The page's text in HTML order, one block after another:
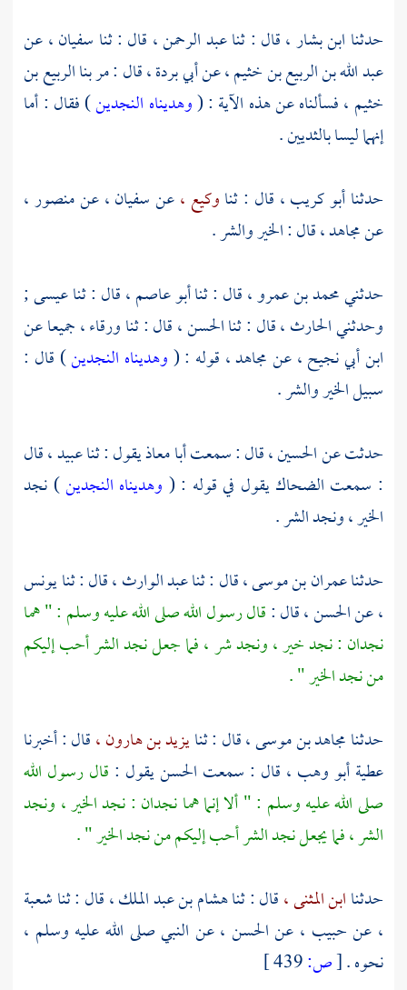
حدثنا ابن بشار ،قال : ثناعبد الرحمن ، قال : ثنا سفيان ،عن
عبد الله بن الربيع بن خثيم ،عنأبي بردة ،قال : مر بناالربيع بن
خثيم ،فسألناه عن هذه الآية : (وهديناه النجدين) فقال : أما
إنهما ليسا بالثديين .
حدثناأبو كريب ، قال : ثناوكيع ،عنسفيان ،عنمنصور ،
عنمجاهد ،قال : الخير والشر .
حدثنيمحمد بن عمرو ،قال : ثناأبو عاصم ،قال : ثناعيسى ;
وحدثنيالحارث ،قال : ثناالحسن ،قال : ثناورقاء ،جميعا عن
ابن أبي نجيح ،عنمجاهد ، قوله : (وهديناه النجدين) قال :
سبيل الخير والشر .
حدثت عنالحسين ،قال : سمعتأبا معاذيقول : ثناعبيد ،قال
: سمعت الضحاكيقول في قوله : ( وهديناه النجدين) نجد
الخير ، ونجد الشر .
حدثناعمران بن موسى ،قال : ثناعبد الوارث ،قال : ثنايونس
،عنالحسن ،قال :قال رسول الله صلى الله عليه وسلم : " هما
نجدان : نجد خير ، ونجد شر ، فما جعل نجد الشر أحب إليكم
من نجد الخير " .
حدثنامجاهد بن موسى ،قال : ثنايزيد بن هارون ،قال : أخبرنا
عطية أبو وهب ، قال : سمعت الحسنيقول : قال رسول الله
صلى الله عليه وسلم : " ألا إنما هما نجدان : نجد الخير ، ونجد
الشر ، فما يجعل نجد الشر أحب إليكم من نجد الخير " .
حدثناابن المثنى ،قال : ثناهشام بن عبد الملك ،قال : ثناشعبة
، عنحبيب ، عنالحسن ،عن النبي صلى الله عليه وسلم ،
نحوه .[ص: